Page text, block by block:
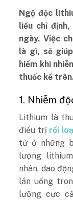
Ngộ độc
liều chỉ
ngày. Việc
là gì, sẽ
hiểm khi
thuốc kể
1. Nhiễm
Lithium là
điều trị rối
tử ở những
lượng
nhân, dao
lần uống
lưỡng cực